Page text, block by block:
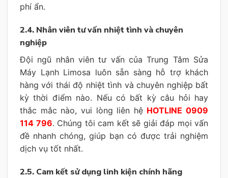
phí ẩn.
2.4. Nhân viên tư vấn nhiệt tình và chuyên
nghiệp
Đội ngũ nhân viên tư vấn của Trung Tâm Sửa
Máy Lạnh Limosa luôn sẵn sàng hỗ trợ khách
hàng với thái độ nhiệt tình và chuyên nghiệp bất
kỳ thời điểm nào. Nếu có bất kỳ câu hỏi hay
thắc mắc nào, vui lòng liên hệ HOTLINE 0909
114 796. Chúng tôi cam kết sẽ giải đáp mọi vấn
đề nhanh chóng, giúp bạn có được trải nghiệm
dịch vụ tốt nhất.
2.5. Cam kết sử dụng linh kiện chính hãng